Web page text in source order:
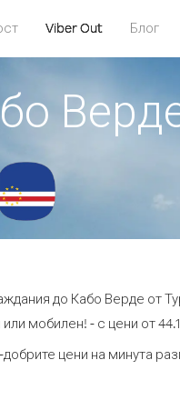
Viber Out Блог
до Кабо Верде от
мобилен! - с цени от
цени на минута